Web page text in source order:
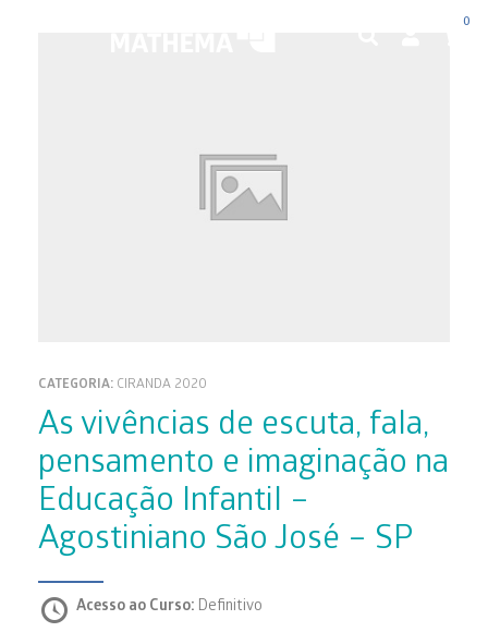
0
CATEGORIA: CIRANDA 2020
As vivências de escuta, fala,
pensamento e imaginação na
Educação Infantil –
Agostiniano São José – SP
Acesso ao Curso: Definitivo